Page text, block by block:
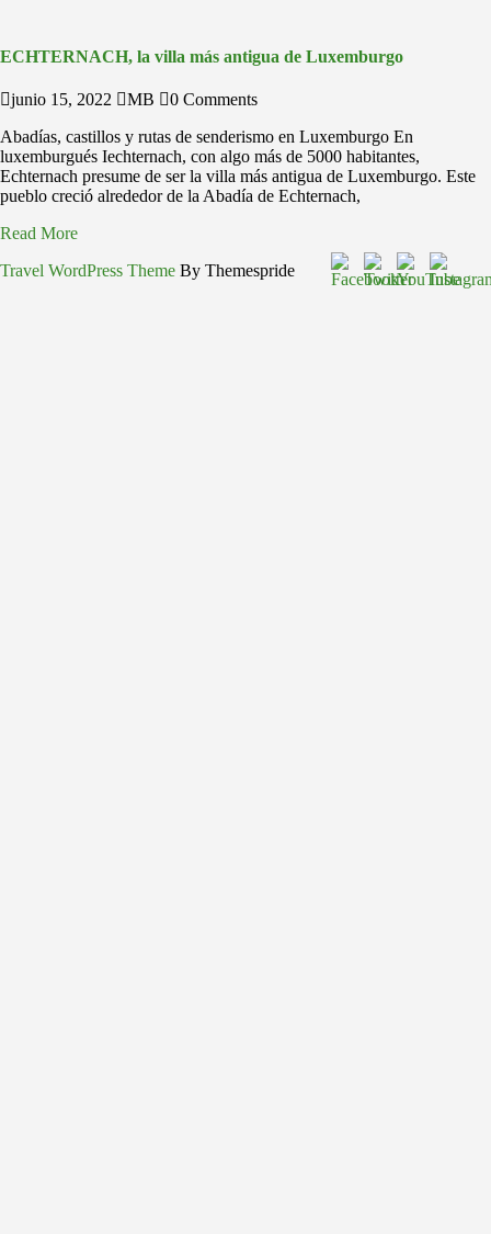
ECHTERNACH, la villa más antigua de Luxemburgo
junio 15, 2022 MB
0 Comments
Abadías, castillos y rutas de senderismo en Luxemburgo En
luxemburgués Iechternach, con algo más de 5000 habitantes,
Echternach presume de ser la villa más antigua de Luxemburgo. Este
pueblo creció alrededor de la Abadía de Echternach,
Read More
Travel WordPress Theme By Themespride